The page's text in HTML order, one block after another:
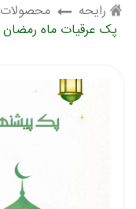
رایحه محصولات
پک عرقیات ماه رمضان 4